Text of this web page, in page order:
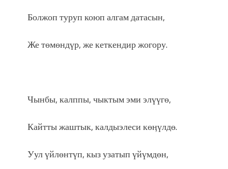
Болжоп туруп коюп алгам датасын,
Же төмөндүр, же кеткендир жогору.
Чынбы, калппы, чыктым эми элүүгө,
Кайтты жаштык, калдыэлеси көӊүлдө.
Уул үйлөнтүп, кыз узатып үйүмдөн,